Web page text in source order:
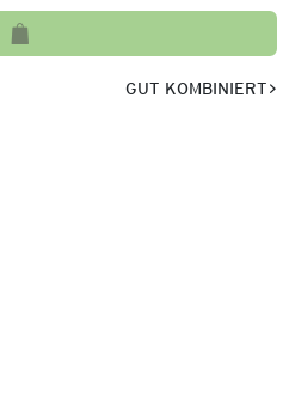
GUT KOMBINIERT